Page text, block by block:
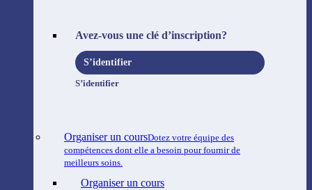
Avez-vous une clé d’inscription?
S’identifier
S’identifier
Organiser un coursDotez votre équipe des
compétences dont elle a besoin pour fournir de
meilleurs soins.
Organiser un cours